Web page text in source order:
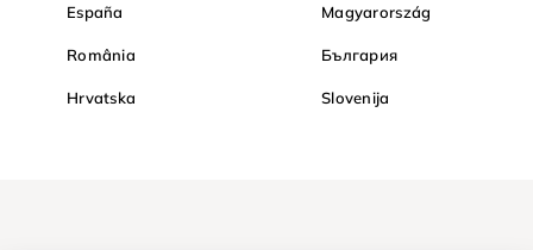
España Magyarország
România България
Hrvatska Slovenija